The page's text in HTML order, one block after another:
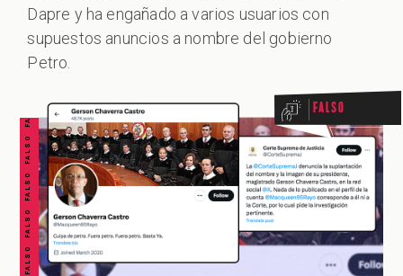
Dapre y ha engañado a varios usuarios con
supuestos anuncios a nombre del gobierno
Petro.
FALSO FALSO FALSO FALSO FALSO FALSO FALSO Falso